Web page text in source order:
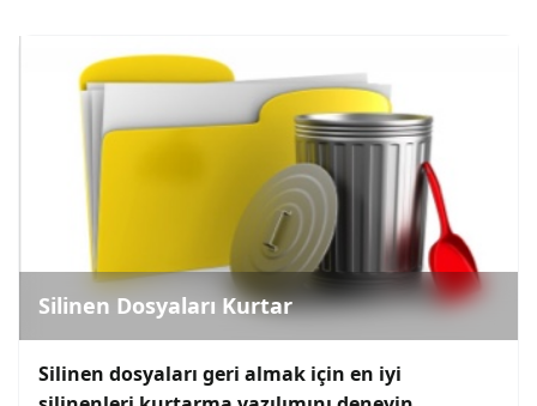
Silinen Dosyaları Kurtar
Silinen dosyaları geri almak için en iyi